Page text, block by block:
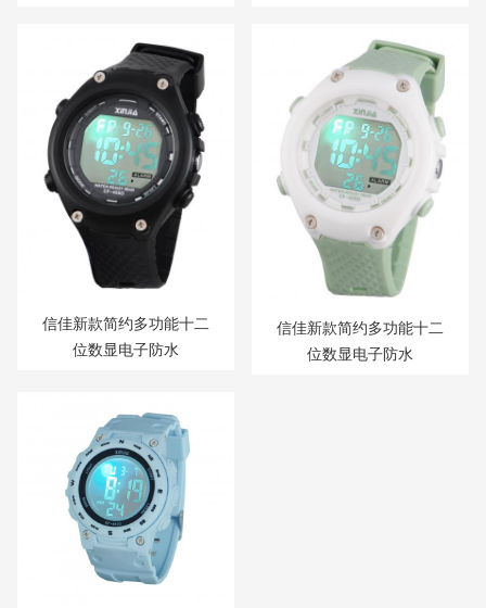
信佳新款简约多功能十二
位数显电子防水
信佳新款简约多功能十二
位数显电子防水